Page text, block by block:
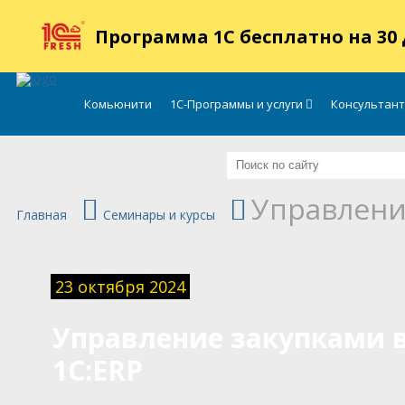
Программа 1С бесплатно на 30
Комьюнити 1С-Программы и услуги
Главная Семинары и курсы
23 октября 2024